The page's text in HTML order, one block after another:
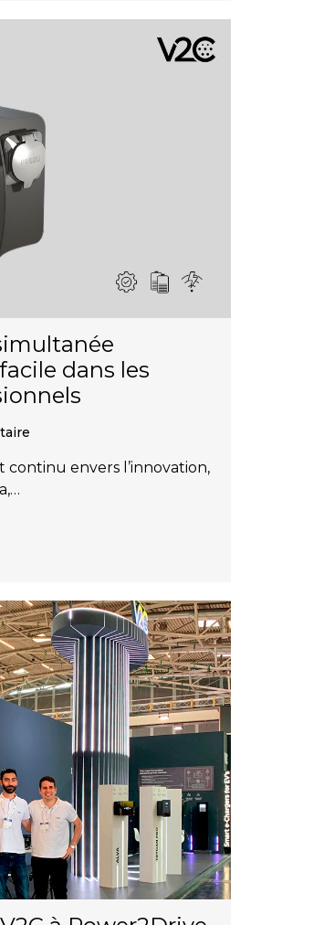
dans les
envers l’innovation,